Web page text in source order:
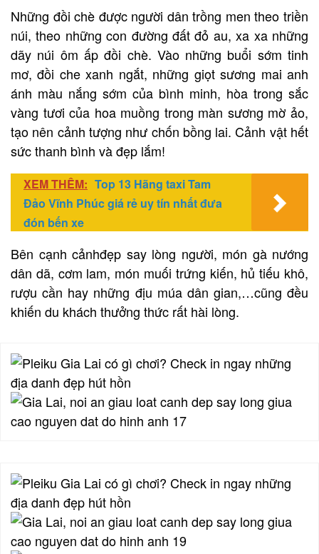
Những đồi chè được người dân trồng men theo triền
núi, theo những con đường đất đỏ au, xa xa những
dãy núi ôm ấp đồi chè. Vào những buổi sớm tinh
mơ, đồi che xanh ngắt, những giọt sương mai anh
ánh màu nắng sớm của bình minh, hòa trong sắc
vàng tươi của hoa muồng trong màn sương mờ ảo,
tạo nên cảnh tượng như chốn bồng lai. Cảnh vật hết
sức thanh bình và đẹp lắm!
XEM THÊM: Top 13 Hãng taxi Tam
Đảo Vĩnh Phúc giá rẻ uy tín nhất đưa
đón bến xe
Bên cạnh cảnhđẹp say lòng người, món gà nướng
dân dã, cơm lam, món muối trứng kiến, hủ tiếu khô,
rượu cần hay những địu múa dân gian,…cũng đều
khiến du khách thưởng thức rất hài lòng.